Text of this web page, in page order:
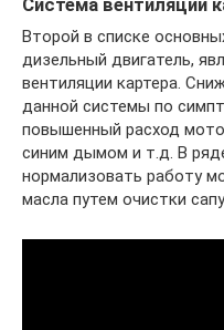
Система вентиляции
Второй в списке
дизельный двигатель,
вентиляции картера.
данной системы по
повышенный расход
синим дымом и т.д. В
нормализовать работу
масла путем очистки